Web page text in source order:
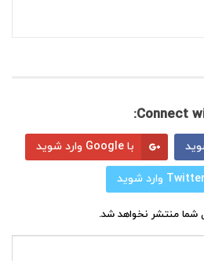
Connect
با Google وارد شوید
شما منتشر نخواهد شد.